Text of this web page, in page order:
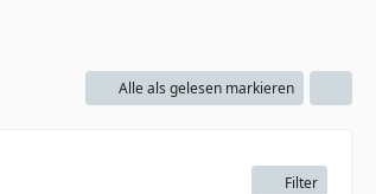
Alle als gelesen markieren
Filter